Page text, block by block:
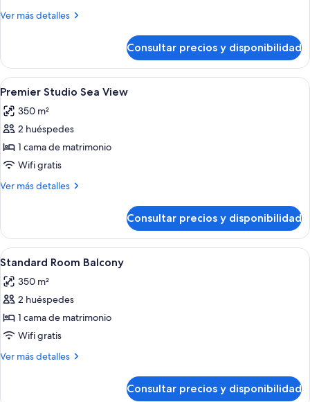
Room
Bed
Ver más detalles
Más
Room
with
Sofa
Consultar precios y disponibilidad
Abrir
todas
las
fotos
de
Premier
Studio
Habitación de hotel con cama,
5
Premier Studio Sea View
350 m²
2 huéspedes
1 cama de matrimonio
Wifi gratis
Ver más detalles
Más
Studio
Sea
View
Consultar precios y disponibilidad
Abrir
todas
las
fotos
de
Standard
Room
Una cama bien hecha con
3
Standard Room Balcony
350 m²
2 huéspedes
1 cama de matrimonio
Wifi gratis
Ver más detalles
Más
Consultar precios y disponibilidad